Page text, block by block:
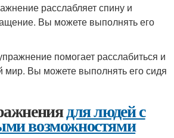
расслабляет спину и
Вы можете выполнять его
помогает расслабиться и
мир. Вы можете выполнять его сидя
для людей с
возможностями